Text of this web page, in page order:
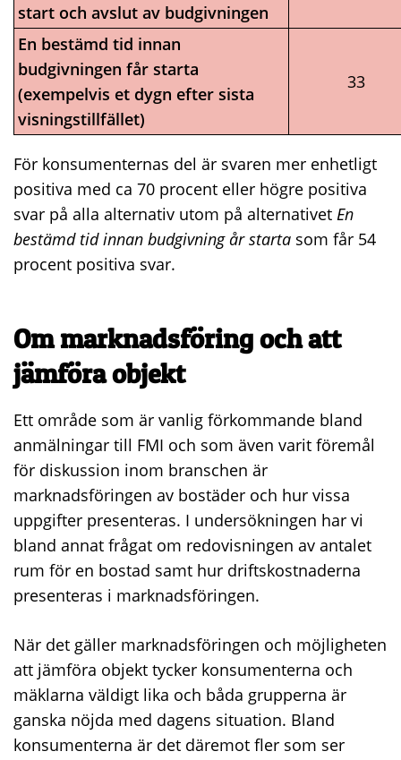
start och avslut av budgivningen
En bestämd tid innan
budgivningen får starta
(exempelvis et dygn efter sista
visningstillfället)
33
För konsumenternas del är svaren mer enhetligt
positiva med ca 70 procent eller högre positiva
svar på alla alternativ utom på alternativet En
bestämd tid innan budgivning år starta som får 54
procent positiva svar.
Om marknadsföring och att
jämföra objekt
Ett område som är vanlig förkommande bland
anmälningar till FMI och som även varit föremål
för diskussion inom branschen är
marknadsföringen av bostäder och hur vissa
uppgifter presenteras. I undersökningen har vi
bland annat frågat om redovisningen av antalet
rum för en bostad samt hur driftskostnaderna
presenteras i marknadsföringen.
När det gäller marknadsföringen och möjligheten
att jämföra objekt tycker konsumenterna och
mäklarna väldigt lika och båda grupperna är
ganska nöjda med dagens situation. Bland
konsumenterna är det däremot fler som ser